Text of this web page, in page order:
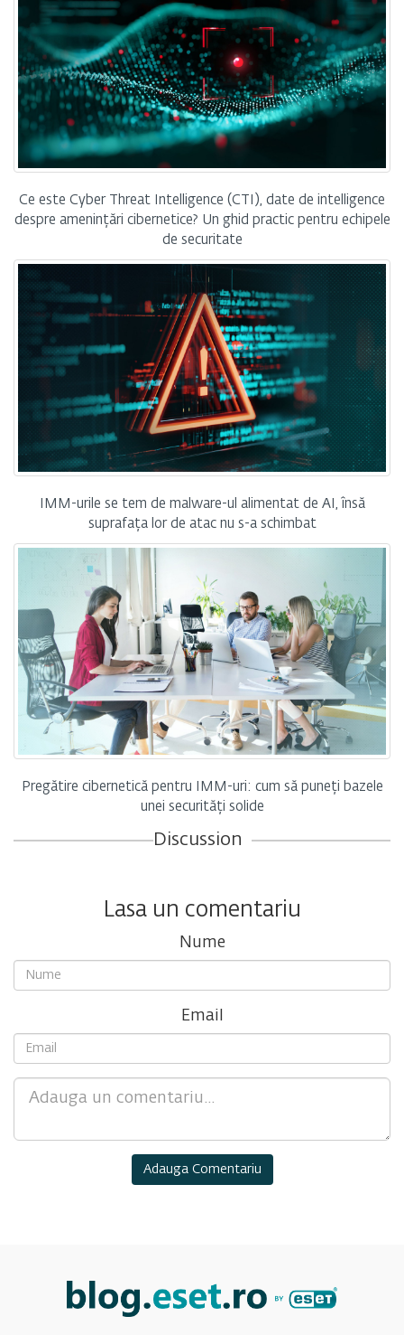
Ce este Cyber Threat Intelligence (CTI), date de intelligence
despre amenințări cibernetice? Un ghid practic pentru echipele
de securitate
IMM-urile se tem de malware-ul alimentat de AI, însă
suprafața lor de atac nu s-a schimbat
Pregătire cibernetică pentru IMM-uri: cum să puneți bazele
unei securități solide
Discussion
Lasa un comentariu
Nume
Email